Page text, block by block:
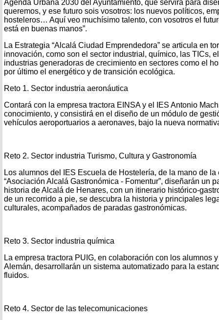
Agenda Urbana 2030 del Ayuntamiento, que servirá para
queremos, y ese futuro sois vosotros: los nuevos políticos,
hosteleros… Aquí veo muchísimo talento, con vosotros el
está en buenas manos”.
La Estrategia “Alcalá Ciudad Emprendedora” se articula en
innovación, como son el sector industrial, químico, las TICs,
industrias generadoras de crecimiento en sectores como el
por último el energético y de transición ecológica.
Reto 1. Sector industria aeronáutica
Contará con la empresa tractora EINSA y el IES Antonio
conocimiento, y consistirá en el diseño de un módulo de
vehículos aeroportuarios a aeronaves, bajo la nueva
Reto 2. Sector industria Turismo, Cultura y Gastronomía
Los alumnos del IES Escuela de Hostelería, de la mano de
“Asociación Alcalá Gastronómica - Fomentur”, diseñarán un
historia de Alcalá de Henares, con un itinerario histórico-
de un recorrido a pie, se descubra la historia y principales
culturales, acompañados de paradas gastronómicas.
Reto 3. Sector industria química
La empresa tractora PUIG, en colaboración con los alumnos
Alemán, desarrollarán un sistema automatizado para la
fluidos.
Reto 4. Sector de las telecomunicaciones